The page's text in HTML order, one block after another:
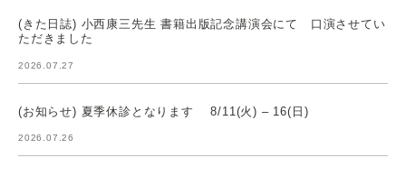
(きた日誌) 小西康三先生 書籍出版記念講演会にて 口演させてい
ただきました
2026.07.27
(お知らせ) 夏季休診となります 8/11(火) – 16(日)
2026.07.26